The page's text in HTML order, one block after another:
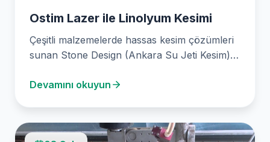
Ostim Lazer ile Linolyum Kesimi
Çeşitli malzemelerde hassas kesim çözümleri
sunan Stone Design (Ankara Su Jeti Kesim),
Devamını okuyun